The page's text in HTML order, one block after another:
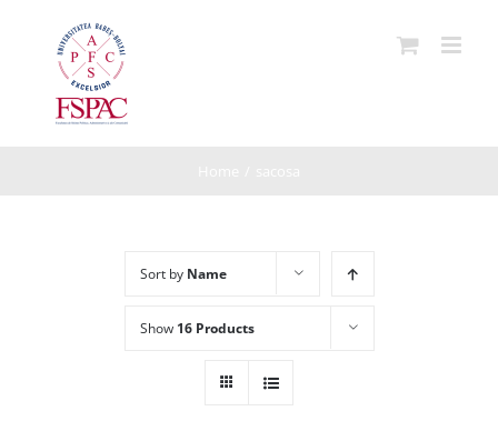
Sort by Name
Show 16 Products